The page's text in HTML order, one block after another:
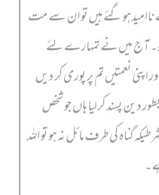
ہو گئے ہیں تو ان سے مت
آج میں نے تمہارے لئے
اپنی نعمتیں تم پر پوری کر دیں
دین پسند کر لیا ہاں جو شخص
گناہ کی طرف مائل نہ ہو تو اللہ